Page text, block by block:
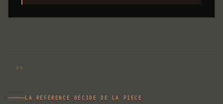
LA RÉFÉRENCE DÉCIDE DE LA PIÈCE